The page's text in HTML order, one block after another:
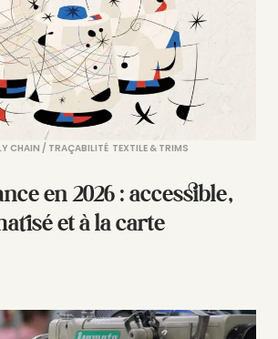
CHAIN / TRAÇABILITÉ TEXTILE & TRIMS
en 2026 : accessible,
et à la carte